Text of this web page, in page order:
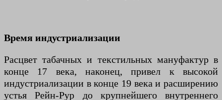
Время индустриализации
Расцвет табачных и текстильных мануфактур в
конце 17 века, наконец, привел к высокой
индустриализации в конце 19 века и расширению
устья Рейн-Рур до крупнейшего внутреннего